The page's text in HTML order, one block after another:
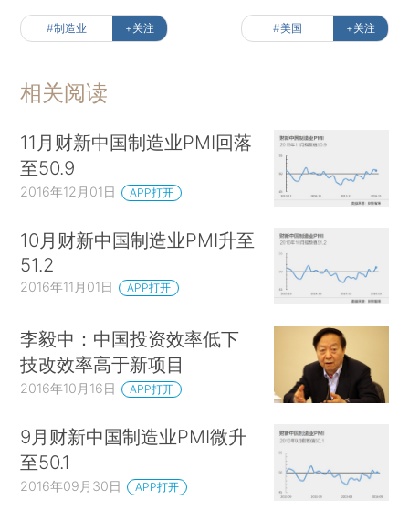
#制造业 +关注 #美国 +关注
相关阅读
11月财新中国制造业PMI回落
至50.9
2016年12月01日 APP打开
10月财新中国制造业PMI升至
51.2
2016年11月01日 APP打开
李毅中：中国投资效率低下
技改效率高于新项目
2016年10月16日 APP打开
9月财新中国制造业PMI微升
至50.1
2016年09月30日 APP打开